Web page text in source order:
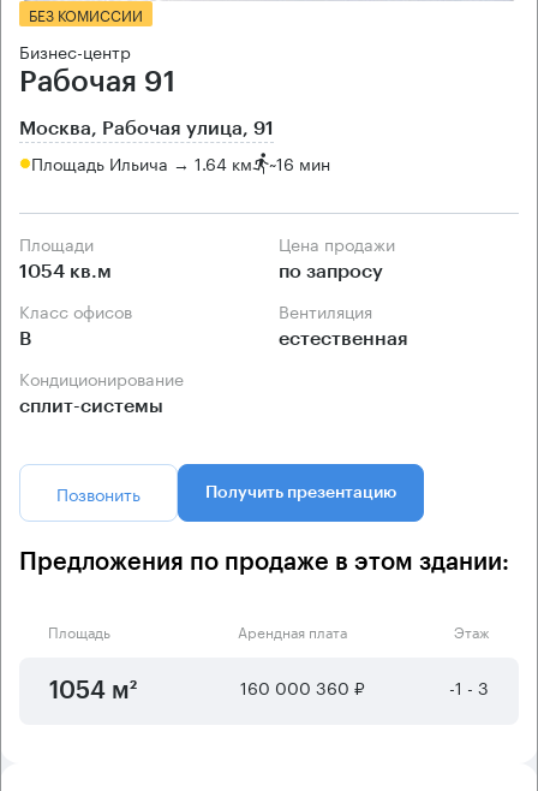
БЕЗ КОМИССИИ
Бизнес-центр
Рабочая 91
Москва, Рабочая улица, 91
Площадь Ильича → 1.64 км ~16 мин
Площади
1054 кв.м
Цена продажи
по запросу
Класс офисов
B
Вентиляция
естественная
Кондиционирование
сплит-системы
Позвонить Получить презентацию
Предложения по продаже в этом здании:
Площадь Арендная плата Этаж
1054 м² 160 000 360 ₽ -1 - 3